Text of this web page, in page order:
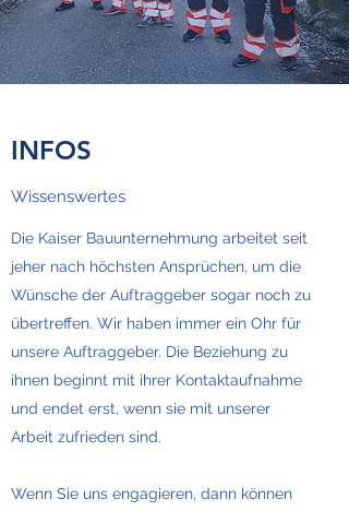
INFOS
Wissenswertes
Die Kaiser Bauunternehmung arbeitet seit
jeher nach höchsten Ansprüchen, um die
Wünsche der Auftraggeber sogar noch zu
übertreffen. Wir haben immer ein Ohr für
unsere Auftraggeber. Die Beziehung zu
ihnen beginnt mit ihrer Kontaktaufnahme
und endet erst, wenn sie mit unserer
Arbeit zufrieden sind.
Wenn Sie uns engagieren, dann können